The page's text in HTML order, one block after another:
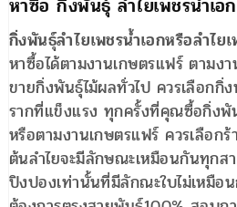
หาซื้อ กิ่งพันธุ์ ลำไยเพชรน้ำเอ
กิ่งพันธุ์ลำไยเพชรน้ำเอกหรือลำไย
หาซื้อได้ตามงานเกษตรแฟร์ ตามง
ขายกิ่งพันธุ์ไม้ผลทั่วไป ควรเลือก
รากที่แข็งแรง ทุกครั้งที่คุณซื้อกิ่งพั
หรือตามงานเกษตรแฟร์ ควรเลือกร้
ต้นลำไยจะมีลักษณะเหมือนกันทุกส
ปิงปองเท่านั้นที่มีลักณะใบไม่เหมือ